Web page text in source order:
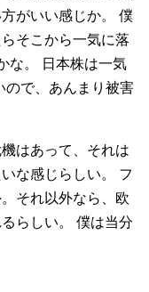
がいい感じか。
僕
そこから一気に落
な。
日本株は一気
ので、あんまり被害
はあって、それは
な感じらしい。
フ
それ以外なら、欧
らしい。
僕は当分